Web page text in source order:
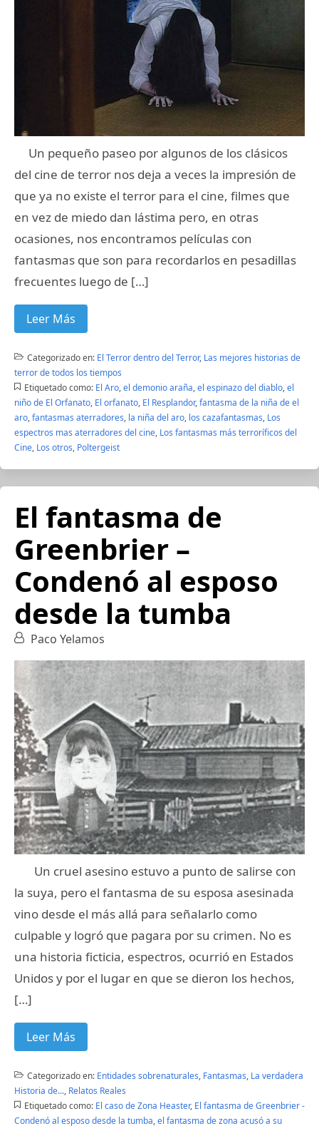
Un pequeño paseo por algunos de los clásicos
del cine de terror nos deja a veces la impresión de
que ya no existe el terror para el cine, filmes que
en vez de miedo dan lástima pero, en otras
ocasiones, nos encontramos películas con
fantasmas que son para recordarlos en pesadillas
frecuentes luego de […]
Leer Más
Categorizado en: El Terror dentro del Terror, Las mejores historias de
terror de todos los tiempos
Etiquetado como: El Aro,el demonio araña,el espinazo del diablo,el
niño de El Orfanato, El orfanato, El Resplandor,fantasma de la niña de el
aro,fantasmas aterradores, la niña del aro, los cazafantasmas, Los
espectros mas aterradores del cine, Los fantasmas más terroríficos del
Cine, Los otros, Poltergeist
El fantasma de
Greenbrier –
Condenó al esposo
desde la tumba
Paco Yelamos
Un cruel asesino estuvo a punto de salirse con
la suya, pero el fantasma de su esposa asesinada
vino desde el más allá para señalarlo como
culpable y logró que pagara por su crimen. No es
una historia ficticia, espectros, ocurrió en Estados
Unidos y por el lugar en que se dieron los hechos,
[…]
Leer Más
Categorizado en: Entidades sobrenaturales, Fantasmas, La verdadera
Historia de..., Relatos Reales
Etiquetado como: El caso de Zona Heaster, El fantasma de Greenbrier -
Condenó al esposo desde la tumba,el fantasma de zona acusó a su